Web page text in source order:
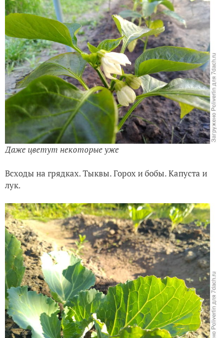
Даже цветут некоторые уже
Всходы на грядках. Тыквы. Горох и бобы. Капуста и
лук.